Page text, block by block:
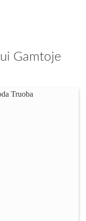
Gamtoje